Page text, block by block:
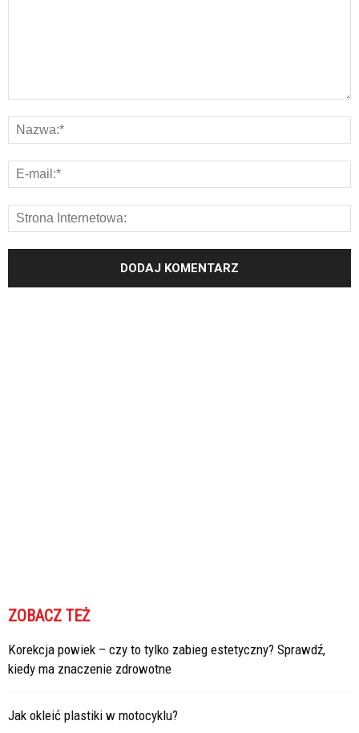
ZOBACZ TEŻ
Korekcja powiek – czy to tylko zabieg estetyczny? Sprawdź,
kiedy ma znaczenie zdrowotne
Jak okleić plastiki w motocyklu?